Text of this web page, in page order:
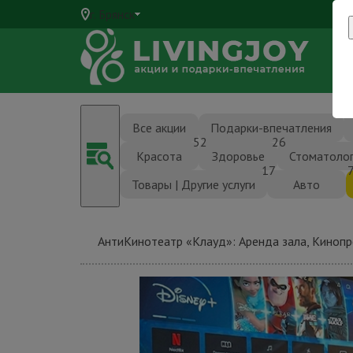
г. Брянск
Все акции Подарки-впечатления
Красота
52
Здоровье
26
Товары | Другие услуги
17
Авто
АнтиКинотеатр «Клауд»: Аренда зала,